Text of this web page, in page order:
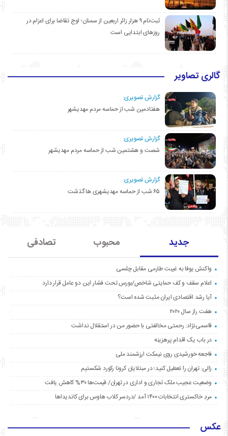
ثبت‌نام ۹ هزار زائر اربعین از سمنان؛ اوج تقاضا برای اعزام در
روزهای ابتدایی است
گالری تصاویر
گزارش تصویری:
هفتادمین شب از حماسه مردم مهدیشهر
گزارش تصویری:
شصت و هشتمین شب از حماسه مردم مهدیشهر
گزارش تصویری:
۶۵ شب از حماسه مهدیشهری ها گذشت
جدید محبوب تصادفی
واکنش یوفا به غیبت طارمی مقابل چلسی
اعلام سقف و کف حمایتی شاخص/بورس تحت فشار این دو عامل قرار دارد
آیا رشد اقتصادی ایران مثبت شده است؟
هفت راز سال ۲۰۲۰
قاسمی‌نژاد: رحمتی مخالفتی با حضور من در استقلال نداشت
در باب یک اقدام پرهزینه
فاجعه خورشیدی روی نیمکت ارزشمند ملی
زالی: تهران را تعطیل کنید؛ در مبتلایان کرونا رکورد شکستیم
وضعیت عجیب ملک تجاری و اداری در تهران/ قیمت‌ها ۳۰% کاهش یافت
مردِ خاکستری انتخابات ۱۴۰۰ آمد /دردسر کلاب هاوس برای کاندیداها
عکس